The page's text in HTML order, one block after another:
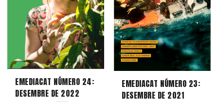
EMEDIACAT NÚMERO 24:
DESEMBRE DE 2022
EMEDIACAT NÚMERO 23:
DESEMBRE DE 2021